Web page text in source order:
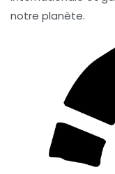
notre planète.